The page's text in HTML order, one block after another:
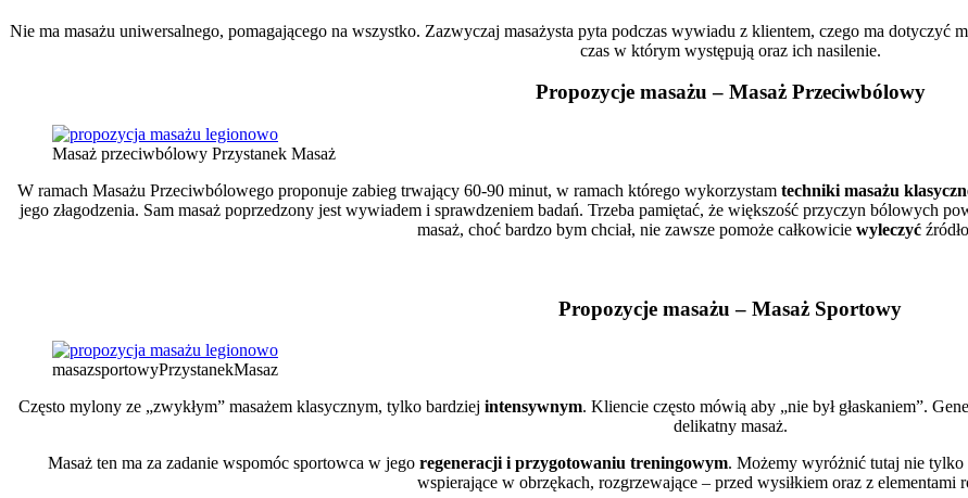
Nie ma masażu uniwersalnego, pomagającego na wszystko. Zazwyczaj masażysta pyta podczas wywiadu z klientem, czego ma dotyczyć
czas w którym występują oraz ich nasilenie.
Propozycje masażu – Masaż Przeciwbólowy
Masaż przeciwbólowy Przystanek Masaż
W ramach Masażu Przeciwbólowego proponuje zabieg trwający 60-90 minut, w ramach którego wykorzystam techniki masażu
jego złagodzenia. Sam masaż poprzedzony jest wywiadem i sprawdzeniem badań. Trzeba pamiętać, że większość przyczyn bólowych
masaż, choć bardzo bym chciał, nie zawsze pomoże całkowicie wyleczyć
Propozycje masażu – Masaż Sportowy
masazsportowyPrzystanekMasaz
Często mylony ze „zwykłym” masażem klasycznym, tylko bardziej intensywnym. Kliencie często mówią aby „nie był głaskaniem”.
delikatny masaż.
Masaż ten ma za zadanie wspomóc sportowca w jego regeneracji i przygotowaniu treningowym. Możemy wyróżnić tutaj nie tylko
wspierające w obrzękach, rozgrzewające – przed wysiłkiem oraz z elementami